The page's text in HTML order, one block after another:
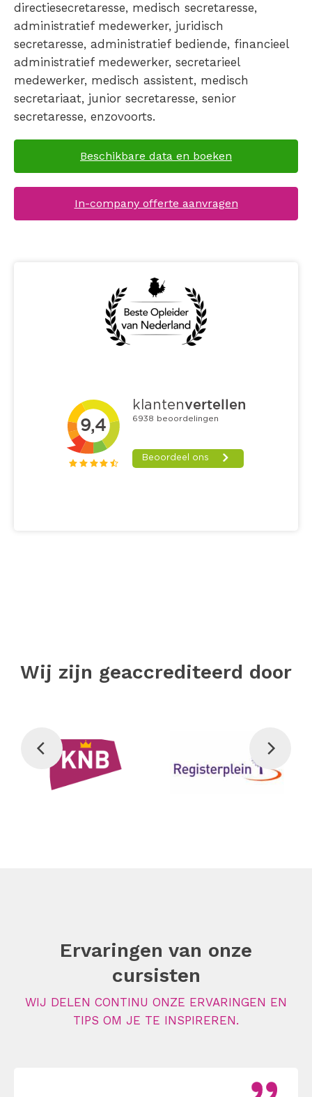
directiesecretaresse, medisch secretaresse,
administratief medewerker, juridisch
secretaresse, administratief bediende, financieel
administratief medewerker, secretarieel
medewerker, medisch assistent, medisch
secretariaat, junior secretaresse, senior
secretaresse, enzovoorts.
Beschikbare data en boeken
In-company offerte aanvragen
Wij zijn geaccrediteerd door
Ervaringen van onze
cursisten
WIJ DELEN CONTINU ONZE ERVARINGEN EN
TIPS OM JE TE INSPIREREN.